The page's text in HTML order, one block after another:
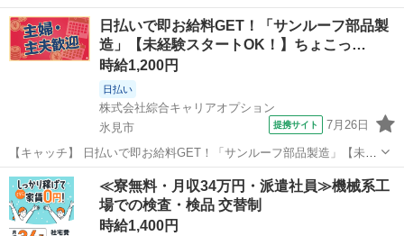
は、 「旅館での配膳」です。 （1）夕食の準備をお願いします。
（2）配膳やサービスをします。 （3）かんたんな片付けをします。
【＊こんなお悩み解決しま...
富山 氷見市 その他
日払いで即お給料GET！「サンルーフ部品製
造」【未経験スタートOK！】ちょこっ…
時給1,200円
日払い
株式会社綜合キャリアオプション
氷見市
提携サイト 7月26日
【キャッチ】 日払いで即お給料GET！「サンルーフ部品製造」【未経
験スタートOK！】ちょこっと残業あり♪好きな髪色でOK♪高時給1200
円！ 【コメント】 ＼大手人材派遣会社で働きませんか♪／ 「新しい職
場は不安・・・」...
富山 氷見市 工場
≪寮無料・月収34万円・派遣社員≫機械系工
場での検査・検品 交替制
時給1,400円